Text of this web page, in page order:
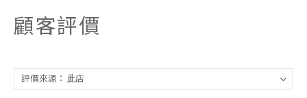
顧客評價